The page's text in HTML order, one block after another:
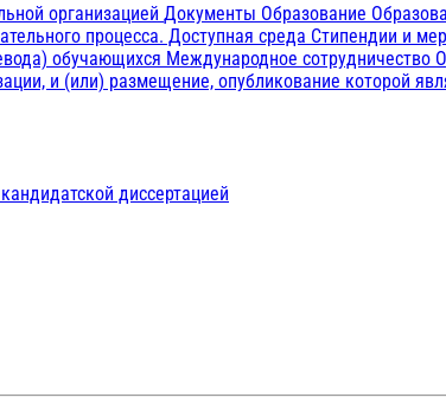
организацией Документы Образование
процесса. Доступная среда Стипендии и
обучающихся Международное сотрудничество
и (или) размещение, опубликование которой
диссертацией